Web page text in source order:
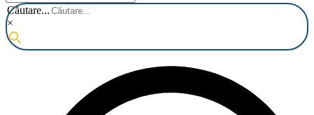
Căutare...
×